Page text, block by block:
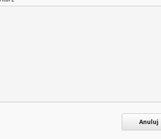
Anuluj